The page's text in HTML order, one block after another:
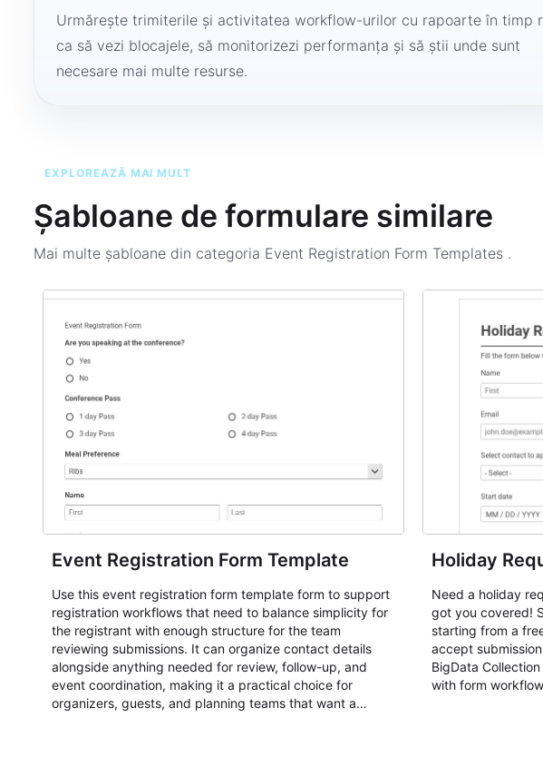
Urmărește trimiterile și activitatea workflow-urilor cu rapoarte în timp
ca să vezi blocajele, să monitorizezi performanța și să știi unde sunt
necesare mai multe resurse.
EXPLOREAZĂ MAI MULT
Șabloane de formulare similare
Mai multe șabloane din categoria Event Registration Form Templates .
Event Registration Form Template
Use this event registration form template form to support
registration workflows that need to balance simplicity for
the registrant with enough structure for the team
reviewing submissions. It can organize contact details
alongside anything needed for review, follow-up, and
event coordination, making it a practical choice for
organizers, guests, and planning teams that want a
Holiday
Need a holiday
got you covered!
starting from a
accept
BigData
with form